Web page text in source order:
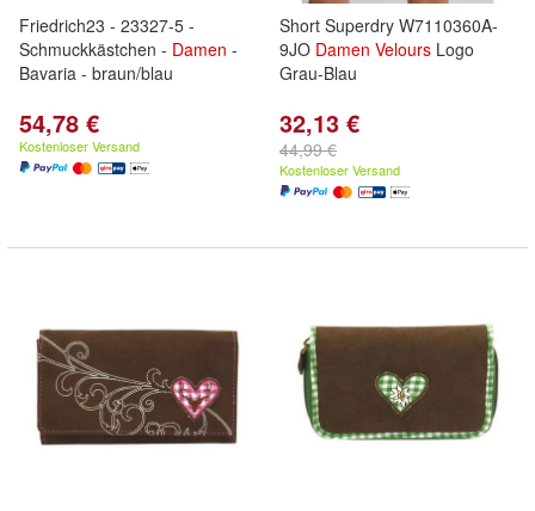
Friedrich23 - 23327-5 -
Schmuckkästchen - Damen -
Bavaria - braun/blau
54,78 €
Kostenloser Versand
Short Superdry W7110360A-
9JO Damen Velours Logo
Grau-Blau
32,13 €
44,99 €
Kostenloser Versand